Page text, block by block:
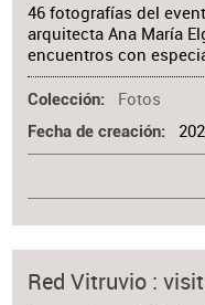
46 fotografías del
arquitecta Ana María
encuentros con
Colección Fotos
Fecha de creación
Red Vitruvio :